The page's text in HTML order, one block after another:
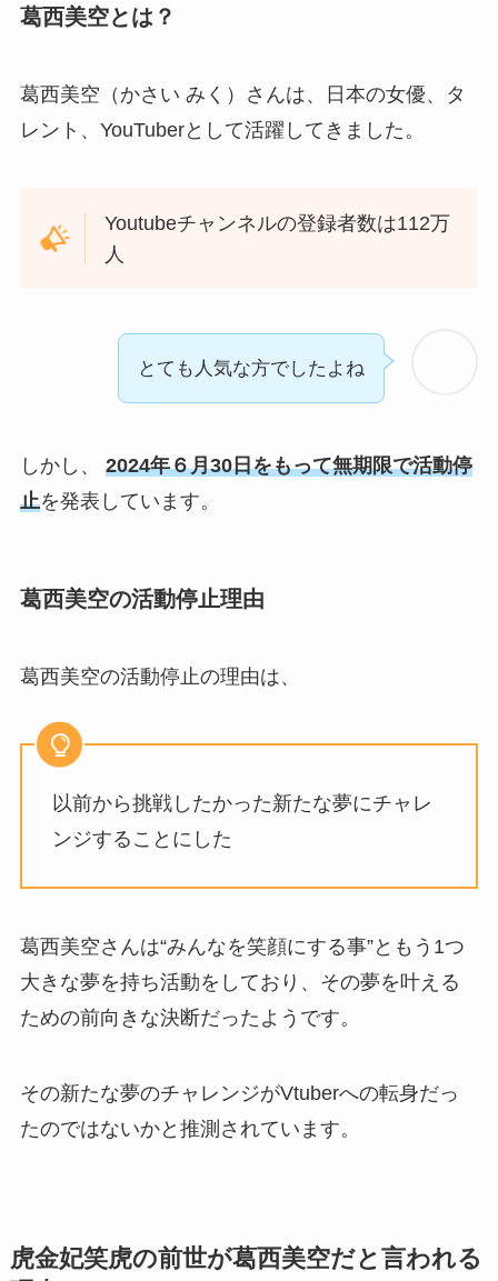
葛西美空とは？
葛西美空（ かさい みく）
さんは、日本の女優、タ
レント、YouTuberとして活躍してきました。
Youtubeチャンネルの登録者数は112万
人
とても人気な方でしたよね
しかし、
2024年６月30日をもって無期限で活動停
止を発表しています。
葛西美空の活動停止理由
葛西美空の活動停止の理由は、
以前から挑戦したかった新たな夢にチャレ
ンジすることにした
葛西美空さんは“みんなを笑顔にする事”ともう1つ
大きな夢を持ち活動をしており、その夢を叶える
ための前向きな決断だったようです。
その新たな夢のチャレンジがVtuberへの転身だっ
たのではないかと推測されています。
虎金妃笑虎の前世が葛西美空だと言われる